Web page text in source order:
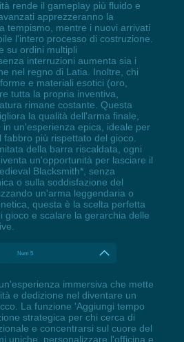
rende il gameplay più fluido e
apprezzeranno la
tempismo, mentre i nuovi arrivati
l'intero processo di costruzione.
su ordini multipli
interruzioni aumenta sia i
nel regno di Latia. Inoltre, chi
e materiali esotici (oro,
tutta la propria inventiva,
rimane costante. Questa
la qualità dell'arma finale,
un'esperienza epica, ideale per
più rispettato del gioco.
della barra riscaldata, ogni
un'opportunità per lasciare il
Blacksmith*, senza
o sulla soddisfazione del
un'arma leggendaria o
questa è la scelta perfetta
gioco e scalare la gerarchia delle
Num 5
immersiva che mette
e dedizione nel diventare un
La funzione 'Aggiungi tempo
strategica per chi cerca di
e concentrarsi sul cuore del
uniche, personalizzare l'officina e